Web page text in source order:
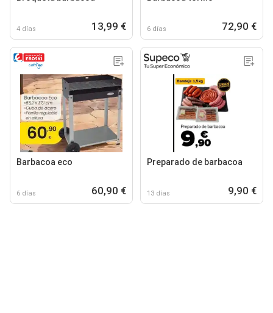
4 días 13,99 € 6 días 72,90 €
Barbacoa eco
6 días 60,90 €
Preparado de barbacoa
13 días 9,90 €